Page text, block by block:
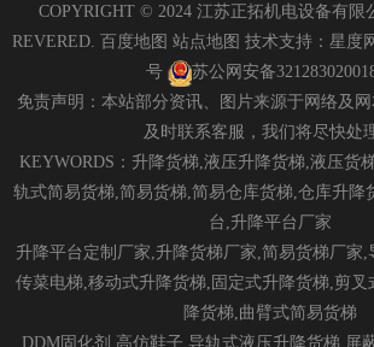
COPYRIGHT © 2024 江苏正拓机电设备有限
REVERED.
百度地图 站点地图 技术支持： 星度
号
苏公网安备
免责声明：本站部分资讯、图片来源于网络及
及时联系客服，我们将尽快处
KEYWORDS：升降货梯,液压升降货梯,液压货
轨式简易货梯,简易货梯,简易仓库货梯,仓库升降
台,升降平台厂家
升降平台定制厂家,升降货梯厂家,简易货梯厂家,
传菜电梯,移动式升降货梯,固定式升降货梯,剪
降货梯,曲臂式简易货梯
DDM固化剂 高仿鞋子 导轨式液压升降货梯 屏